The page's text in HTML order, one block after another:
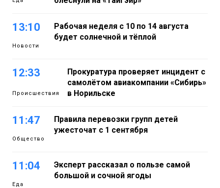
13:10
Новости
Рабочая неделя с 10 по 14 августа
будет солнечной и тёплой
12:33
Происшествия
Прокуратура проверяет инцидент с
самолётом авиакомпании «Сибирь»
в Норильске
11:47
Общество
Правила перевозки групп детей
ужесточат с 1 сентября
11:04
Еда
Эксперт рассказал о пользе самой
большой и сочной ягоды